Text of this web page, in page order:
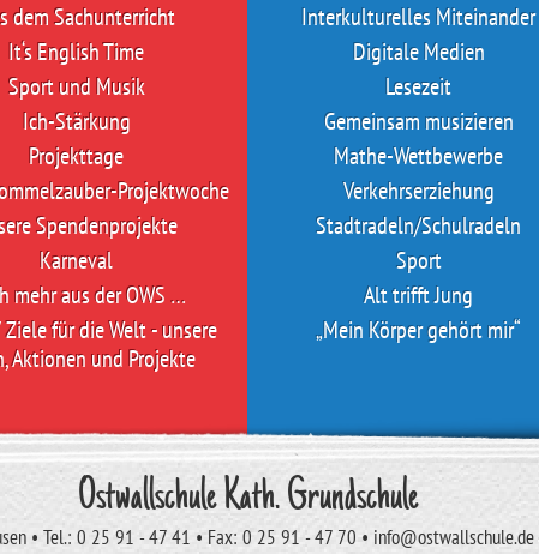
dem Sachunterricht
It‘s English Time
Sport und Musik
Ich-Stärkung
Projekttage
Projektwoche
Spendenprojekte
Karneval
mehr aus der OWS …
Ziele für die Welt - unsere
Aktionen und Projekte
Interkulturelles Miteinander
Digitale Medien
Lesezeit
Gemeinsam musizieren
Mathe-Wettbewerbe
Verkehrserziehung
Stadtradeln/Schulradeln
Sport
Alt trifft Jung
„Mein Körper gehört mir“
Ostwallschule Kath. Grundschule
• Tel.: 0 25 91 - 47 41 • Fax: 0 25 91 - 47 70 • info@ostwallschule.de